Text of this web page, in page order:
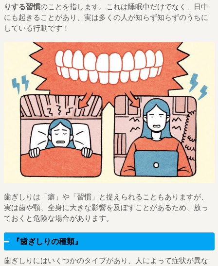
りする習慣のことを指します。これは睡眠中だけでなく、日中
にも起きることがあり、実は多くの人が知らず知らずのうちに
している行動です！
歯ぎしりは「癖」や「習慣」と捉えられることもありますが、
実は歯や顎、全身に大きな影響を及ぼすことがあるため、放っ
ておくと危険な場合があります。
『歯ぎしりの種類』
歯ぎしりにはいくつかのタイプがあり、人によって症状が異な